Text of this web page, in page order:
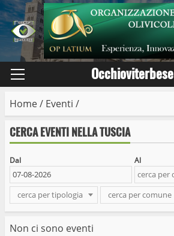
Skip
to
content
Primary
Occhioviterbese
Home/ Eventi /
CERCA EVENTI NELLA TUSCIA
Dal Al
cerca per tipologia cerca per comune
Non ci sono eventi